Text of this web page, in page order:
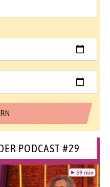
PODCAST #29